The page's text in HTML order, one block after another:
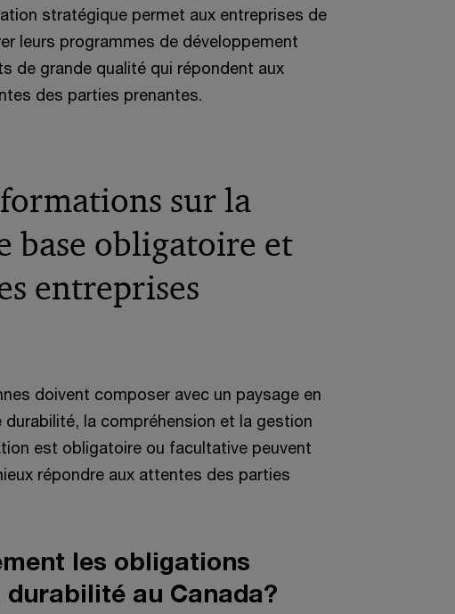
stratégique permet aux entreprises de
leurs programmes de développement
de grande qualité qui répondent aux
des parties prenantes.
sur la
base obligatoire et
entreprises
doivent composer avec un paysage en
la compréhension et la gestion
est obligatoire ou facultative peuvent
répondre aux attentes des parties
les obligations
au Canada?